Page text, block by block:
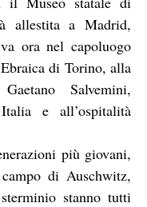
allestita a Madrid,
ora nel capoluogo
di Torino, alla
Salvemini,
e all’ospitalità
più giovani,
di Auschwitz,
stanno tutti